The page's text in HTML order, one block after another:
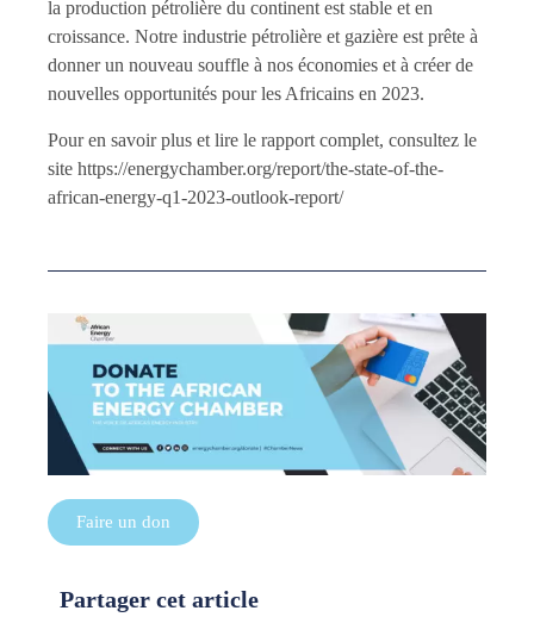
la production pétrolière du continent est stable et en
croissance. Notre industrie pétrolière et gazière est prête à
donner un nouveau souffle à nos économies et à créer de
nouvelles opportunités pour les Africains en 2023.
Pour en savoir plus et lire le rapport complet, consultez le
site https://energychamber.org/report/the-state-of-the-
african-energy-q1-2023-outlook-report/
Faire un don
Partager cet article